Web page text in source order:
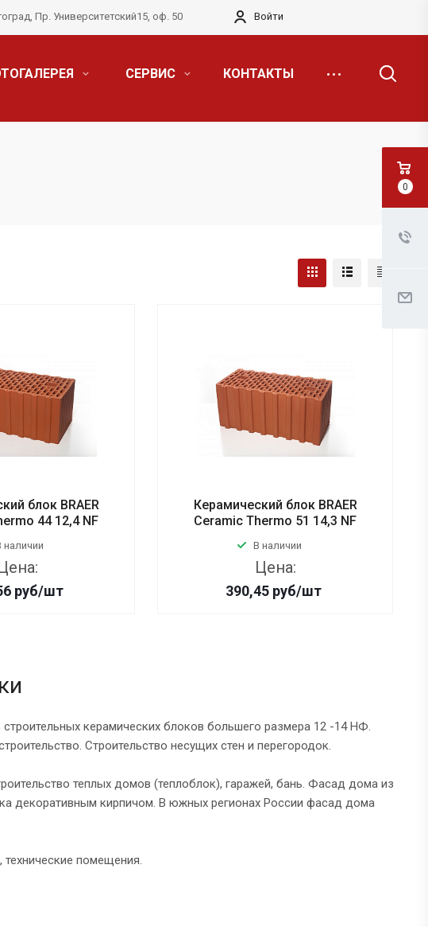
Пр. Университетский15, оф. 50 Войти
СЕРВИС КОНТАКТЫ
блок BRAER
44 12,4 NF
наличии
руб/шт
Керамический блок BRAER
Ceramic Thermo 51 14,3 NF
В наличии
Цена:
390,45 руб/шт
керамических блоков большего размера 12 -14 НФ.
Строительство несущих стен и перегородок.
теплых домов (теплоблок), гаражей, бань. Фасад дома из
декоративным кирпичом. В южных регионах России фасад дома
технические помещения.
0